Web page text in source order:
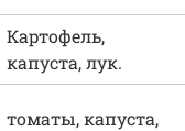
Картофель,
капуста, лук.
томаты, капуста,